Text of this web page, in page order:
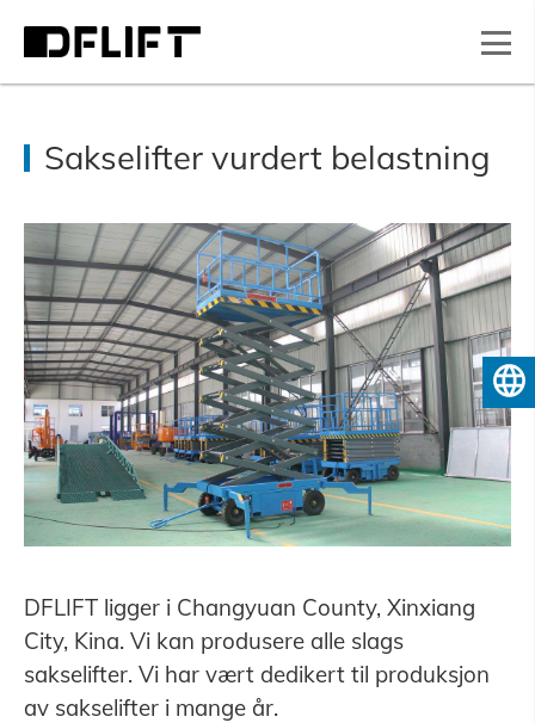
Sakselifter vurdert belastning
DFLIFT ligger i Changyuan County, Xinxiang
City, Kina. Vi kan produsere alle slags
sakselifter. Vi har vært dedikert til produksjon
av sakselifter i mange år.
Norsk